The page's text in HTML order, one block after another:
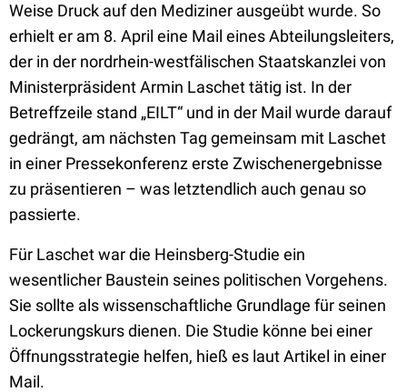
Weise Druck auf den Mediziner ausgeübt wurde. So
erhielt er am 8. April eine Mail eines Abteilungsleiters,
der in der nordrhein-westfälischen Staatskanzlei von
Ministerpräsident Armin Laschet tätig ist. In der
Betreffzeile stand „EILT“ und in der Mail wurde darauf
gedrängt, am nächsten Tag gemeinsam mit Laschet
in einer Pressekonferenz erste Zwischenergebnisse
zu präsentieren – was letztendlich auch genau so
passierte.
Für Laschet war die Heinsberg-Studie ein
wesentlicher Baustein seines politischen Vorgehens.
Sie sollte als wissenschaftliche Grundlage für seinen
Lockerungskurs dienen. Die Studie könne bei einer
Öffnungsstrategie helfen, hieß es laut Artikel in einer
Mail.